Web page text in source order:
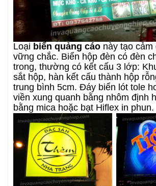
Loại biển quảng cáo này tạo cảm
vững chắc. Biển hộp đèn có đèn
trong, thường có kết cấu 3 lớp:
sắt hộp, hàn kết cấu thành hộp
trung bình 5cm. Đáy biển lót tole
viền xung quanh bằng nhôm định
bằng mica hoặc bạt Hiflex in phun.